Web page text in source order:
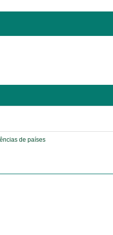
de países